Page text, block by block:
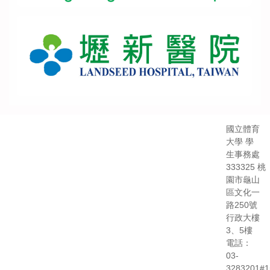
國立體育
大學 學
生事務處
333325 桃
園市龜山
區文化一
路250號
行政大樓
3、5樓
電話：
03-